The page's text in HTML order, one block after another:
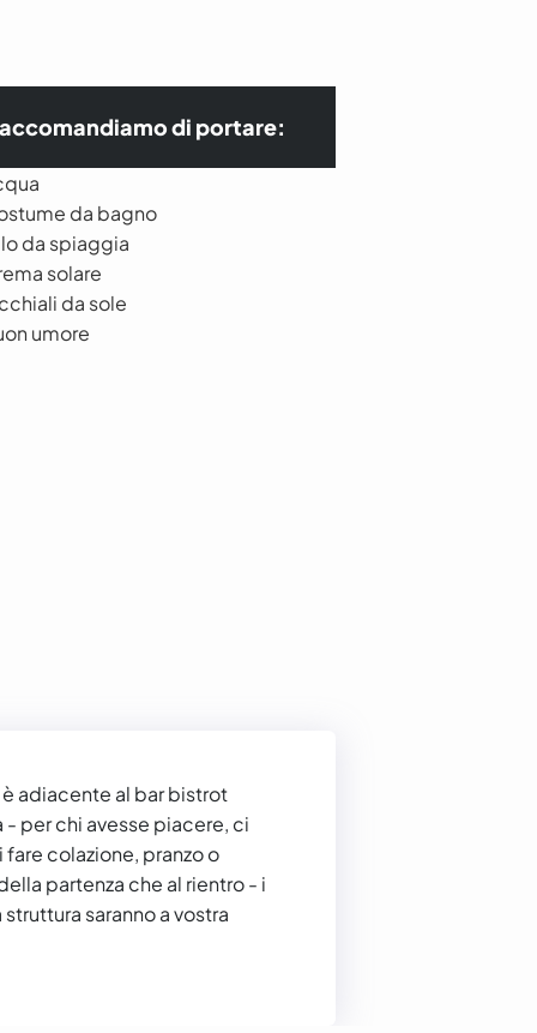
di portare:
da bagno
da spiaggia
solare
da sole
umore
adiacente al bar bistrot
per chi avesse piacere, ci
colazione, pranzo o
partenza che al rientro - i
saranno a vostra